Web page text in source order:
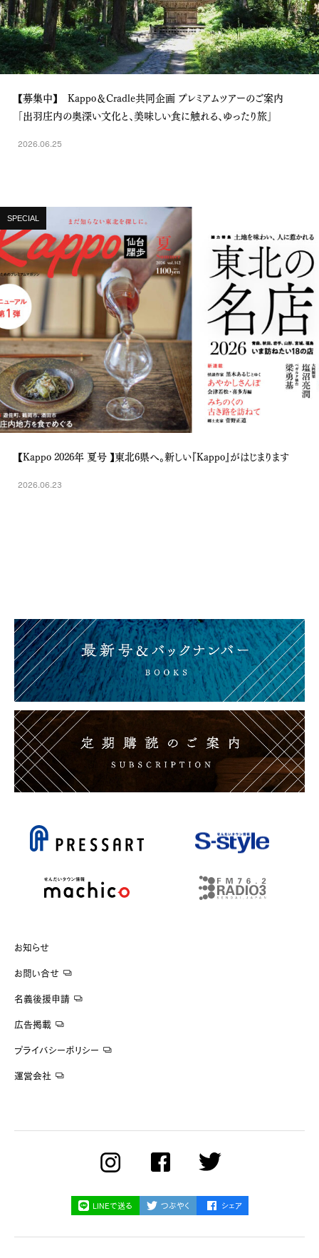
【募集中】 Kappo＆Cradle共同企画 プレミアムツアーのご案内
「出羽庄内の奥深い文化と、美味しい食に触れる、ゆったり旅」
2026.06.25
SPECIAL
【Kappo 2026年 夏号 】東北6県へ。新しい『Kappo』がはじまります
2026.06.23
お知らせ
お問い合せ
名義後援申請
広告掲載
プライバシーポリシー
運営会社
LINEで送る つぶやく シェア